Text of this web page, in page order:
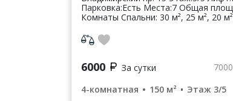
Парковка:Есть Места:7 Общая площадь:150
Комнаты Спальни: 30 м², 25 м², 20 м²
цена может ув...
6000 За сутки 7000
4-комнатная
150 м² Этаж 3/5